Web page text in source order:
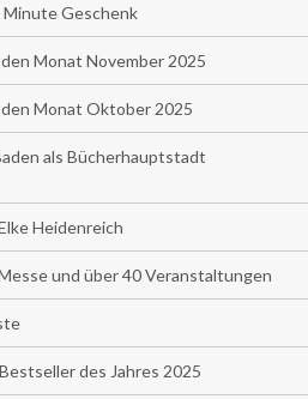
Minute Geschenk
Monat November 2025
Monat Oktober 2025
als Bücherhauptstadt
Heidenreich
und über 40 Veranstaltungen
des Jahres 2025